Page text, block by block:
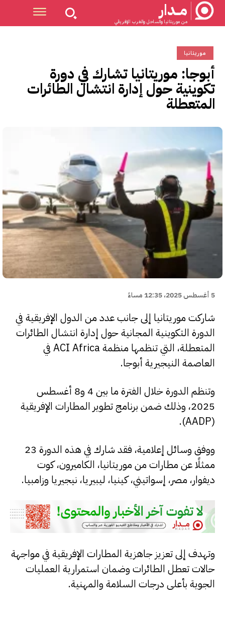
مــدار
من موريتانيا والساحل والغرب الإفريقي
موريتانيا
أبوجا: موريتانيا تشارك في دورة
تكوينية حول إدارة انتشال الطائرات
المتعطلة
5 أغسطس 2025، 12:35 مساءً
شاركت موريتانيا إلى جانب عدد من الدول الإفريقية في
الدورة التكوينية المجانية حول إدارة انتشال الطائرات
المتعطلة، التي تنظمها منظمة ACI Africa في
العاصمة النيجيرية أبوجا.
وتنظم الدورة خلال الفترة ما بين 4 و8 أغسطس
2025، وذلك ضمن برنامج تطوير المطارات الإفريقية
(AADP).
ووفق وسائل إعلامية، فقد شارك في هذه الدورة 23
ممثلًا عن مطارات من موريتانيا، الكاميرون، كوت
ديفوار، مصر، إسواتيني، كينيا، ليبيريا، نيجيريا وزامبيا.
وتهدف إلى تعزيز جاهزية المطارات الإفريقية في مواجهة
حالات تعطل الطائرات وضمان استمرارية العمليات
الجوية بأعلى درجات السلامة والمهنية.